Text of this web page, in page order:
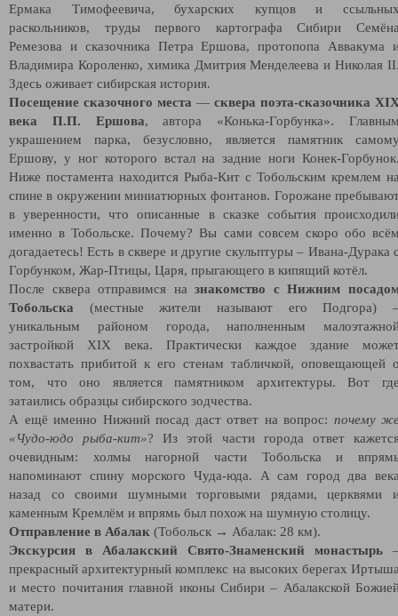
Ермака Тимофеевича, бухарских купцов и
раскольников, труды первого картографа Сибири
Ремезова и сказочника Петра Ершова, протопопа Аввакума
Владимира Короленко, химика Дмитрия Менделеева и Николая
Здесь оживает сибирская история.
Посещение сказочного места — сквера поэта-сказочника
века П.П. Ершова, автора «Конька-Горбунка».
украшением парка, безусловно, является памятник
Ершову, у ног которого встал на задние ноги Конек-
Ниже постамента находится Рыба-Кит с Тобольским кремлем
спине в окружении миниатюрных фонтанов. Горожане
в уверенности, что описанные в сказке события
именно в Тобольске. Почему? Вы сами совсем скоро обо
догадаетесь! Есть в сквере и другие скульптуры – Ивана-Дурака
Горбунком, Жар-Птицы, Царя, прыгающего в кипящий котёл.
После сквера отправимся назнакомство с Нижним
Тобольска (местные жители называют его Подгора)
уникальным районом города, наполненным
застройкой XIX века. Практически каждое здание
похвастать прибитой к его стенам табличкой, оповещающей
том, что оно является памятником архитектуры. Вот
затаились образцы сибирского зодчества.
А ещё именно Нижний посад даст ответ на вопрос: почему
«Чудо-юдо рыба-кит»? Из этой части города ответ
очевидным: холмы нагорной части Тобольска и
напоминают спину морского Чуда-юда. А сам город два
назад со своими шумными торговыми рядами, церквями
каменным Кремлём и впрямь был похож на шумную столицу.
Отправление в Абалак (Тобольск → Абалак: 28 км).
Экскурсия в Абалакский Свято-Знаменский монастырь
прекрасный архитектурный комплекс на высоких берегах
и место почитания главной иконы Сибири – Абалакской
матери.